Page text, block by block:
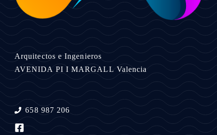
Arquitectos e Ingenieros
AVENIDA PI I MARGALL Valencia
658 987 206